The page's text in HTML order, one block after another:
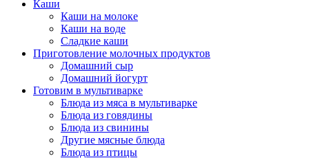
Каши
Каши на молоке
Каши на воде
Сладкие каши
Приготовление молочных продуктов
Домашний сыр
Домашний йогурт
Готовим в мультиварке
Блюда из мяса в мультиварке
Блюда из говядины
Блюда из свинины
Другие мясные блюда
Блюда из птицы